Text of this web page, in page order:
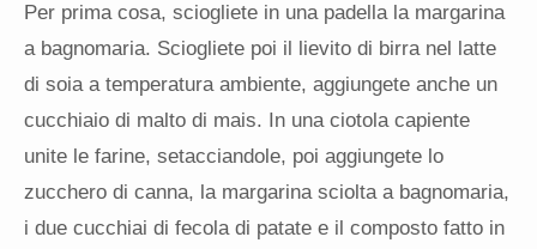
Per prima cosa, sciogliete in una padella la margarina
a bagnomaria. Sciogliete poi il lievito di birra nel latte
di soia a temperatura ambiente, aggiungete anche un
cucchiaio di malto di mais. In una ciotola capiente
unite le farine, setacciandole, poi aggiungete lo
zucchero di canna, la margarina sciolta a bagnomaria,
i due cucchiai di fecola di patate e il composto fatto in